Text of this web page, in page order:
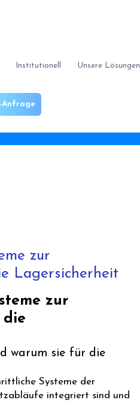
Institutionell Unsere Lösungen
Anfrage
zur
Lagersicherheit
zur
die
warum sie für die
Systeme der
integriert sind und